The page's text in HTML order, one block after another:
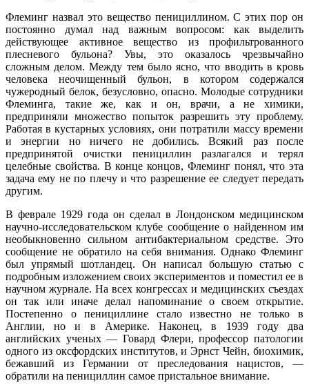
Флеминг назвал это вещество пенициллином. С этих пор он
постоянно думал над важным вопросом: как выделить
действующее активное вещество из профильтрованного
плесневого бульона? Увы, это оказалось чрезвычайно
сложным делом. Между тем было ясно, что вводить в кровь
человека неочищенный бульон, в котором содержался
чужеродный белок, безусловно, опасно. Молодые сотрудники
Флеминга, такие же, как и он, врачи, а не химики,
предприняли множество попыток разрешить эту проблему.
Работая в кустарных условиях, они потратили массу времени
и энергии но ничего не добились. Всякий раз после
предпринятой очистки пенициллин разлагался и терял
целебные свойства. В конце концов, Флеминг понял, что эта
задача ему не по плечу и что разрешение ее следует передать
другим.
В феврале 1929 года он сделал в Лондонском медицинском
научно-исследовательском клубе сообщение о найденном им
необыкновенно сильном антибактериальном средстве. Это
сообщение не обратило на себя внимания. Однако Флеминг
был упрямый шотландец. Он написал большую статью с
подробным изложением своих экспериментов и поместил ее в
научном журнале. На всех конгрессах и медицинских съездах
он так или иначе делал напоминание о своем открытие.
Постепенно о пенициллине стало известно не только в
Англии, но и в Америке. Наконец, в 1939 году два
английских ученых — Говард Флери, профессор патологии
одного из оксфордских институтов, и Эрнст Чейн, биохимик,
бежавший из Германии от преследования нацистов, —
обратили на пенициллин самое пристальное внимание.